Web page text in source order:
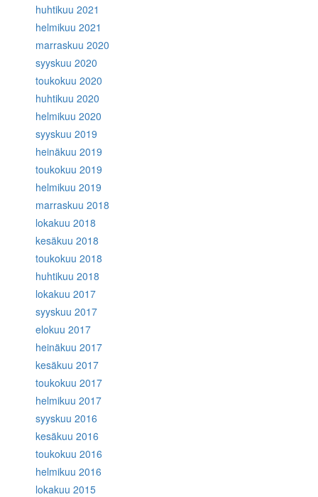
huhtikuu 2021
helmikuu 2021
marraskuu 2020
syyskuu 2020
toukokuu 2020
huhtikuu 2020
helmikuu 2020
syyskuu 2019
heinäkuu 2019
toukokuu 2019
helmikuu 2019
marraskuu 2018
lokakuu 2018
kesäkuu 2018
toukokuu 2018
huhtikuu 2018
lokakuu 2017
syyskuu 2017
elokuu 2017
heinäkuu 2017
kesäkuu 2017
toukokuu 2017
helmikuu 2017
syyskuu 2016
kesäkuu 2016
toukokuu 2016
helmikuu 2016
lokakuu 2015